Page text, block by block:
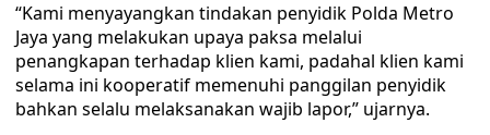
“Kami menyayangkan tindakan penyidik Polda Metro
Jaya yang melakukan upaya paksa melalui
penangkapan terhadap klien kami, padahal klien kami
selama ini kooperatif memenuhi panggilan penyidik
bahkan selalu melaksanakan wajib lapor,” ujarnya.